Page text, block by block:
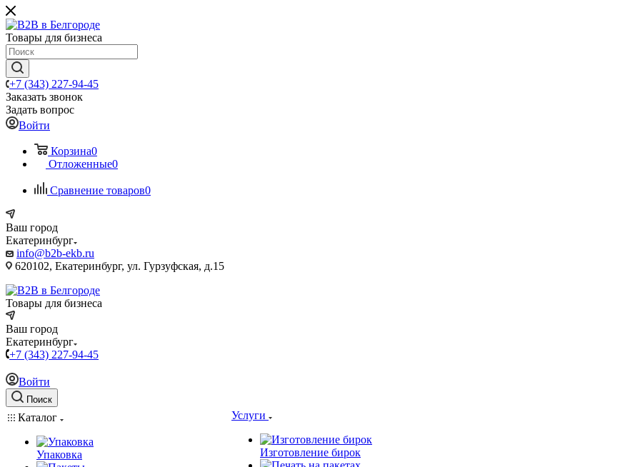
Товары для бизнеса
+7 (343) 227-94-45
Заказать звонок
Задать вопрос
Войти
Корзина0
Отложенные0
Сравнение товаров0
Ваш город
Екатеринбург
info@b2b-ekb.ru
620102, Екатеринбург, ул. Гурзуфская, д.15
Товары для бизнеса
Ваш город
Екатеринбург
+7 (343) 227-94-45
Войти
Поиск
Каталог
Упаковка
Услуги
Изготовление бирок